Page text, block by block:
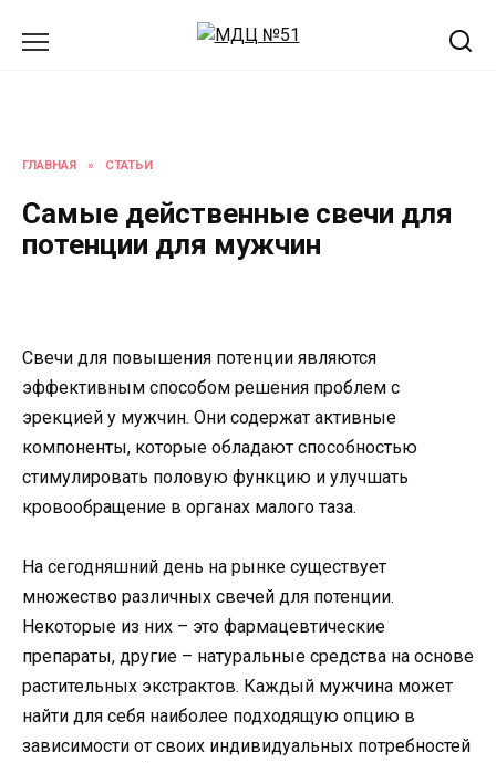
ГЛАВНАЯ » СТАТЬИ
Самые действенные свечи для
потенции для мужчин
Свечи для повышения потенции являются
эффективным способом решения проблем с
эрекцией у мужчин. Они содержат активные
компоненты, которые обладают способностью
стимулировать половую функцию и улучшать
кровообращение в органах малого таза.
На сегодняшний день на рынке существует
множество различных свечей для потенции.
Некоторые из них – это фармацевтические
препараты, другие – натуральные средства на основе
растительных экстрактов. Каждый мужчина может
найти для себя наиболее подходящую опцию в
зависимости от своих индивидуальных потребностей